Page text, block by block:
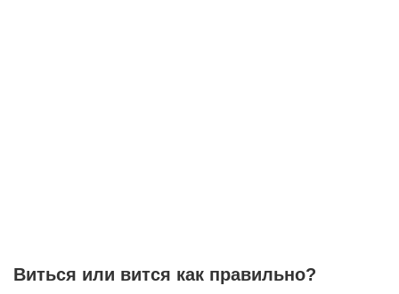
Виться или вится как правильно?